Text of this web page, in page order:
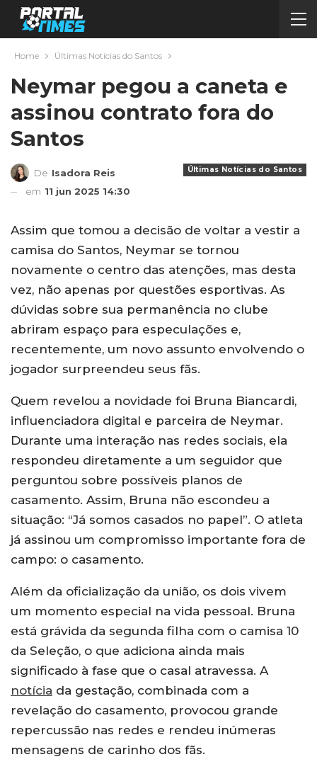
Home Últimas Notícias do Santos
Neymar pegou a caneta e
assinou contrato fora do
Santos
Últimas Notícias do Santos
De Isadora Reis
em 11 jun 2025 14:30
Assim que tomou a decisão de voltar a vestir a
camisa do Santos, Neymar se tornou
novamente o centro das atenções, mas desta
vez, não apenas por questões esportivas. As
dúvidas sobre sua permanência no clube
abriram espaço para especulações e,
recentemente, um novo assunto envolvendo o
jogador surpreendeu seus fãs.
Quem revelou a novidade foi Bruna Biancardi,
influenciadora digital e parceira de Neymar.
Durante uma interação nas redes sociais, ela
respondeu diretamente a um seguidor que
perguntou sobre possíveis planos de
casamento. Assim, Bruna não escondeu a
situação: “Já somos casados no papel”. O atleta
já assinou um compromisso importante fora de
campo: o casamento.
Além da oficialização da união, os dois vivem
um momento especial na vida pessoal. Bruna
está grávida da segunda filha com o camisa 10
da Seleção, o que adiciona ainda mais
significado à fase que o casal atravessa. A
notícia da gestação, combinada com a
revelação do casamento, provocou grande
repercussão nas redes e rendeu inúmeras
mensagens de carinho dos fãs.